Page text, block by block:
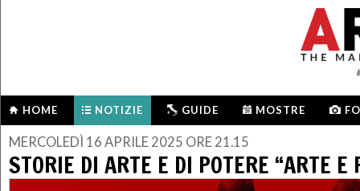
HOME NOTIZIE GUIDE MOSTRE
MERCOLEDÌ 16 APRILE 2025 ORE 21.15
STORIE DI ARTE E DI POTERE “ARTE E